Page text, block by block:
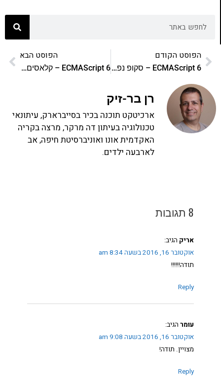
הפוסט הקודם
ECMAScript 6 – סקופ נפרד לכל בלוק עם let
הפוסט הבא
ECMAScript 6 – קלאסים בקלאסה
רן בר-זיק
ארכיטקט תוכנה בכיר בסייברארק, עיתונאי
טכנולוגיה בעיתון דה מרקר, מרצה בקריה
האקדמית אונו ואוניברסיטת חיפה, אב
לארבעה ילדים.
8 תגובות
אריק הגיב:
אוקטובר 16, 2016 בשעה 8:34 am
תודה!!!!!!
Reply
עומר הגיב:
אוקטובר 16, 2016 בשעה 9:08 am
מצויין. תודה!
Reply